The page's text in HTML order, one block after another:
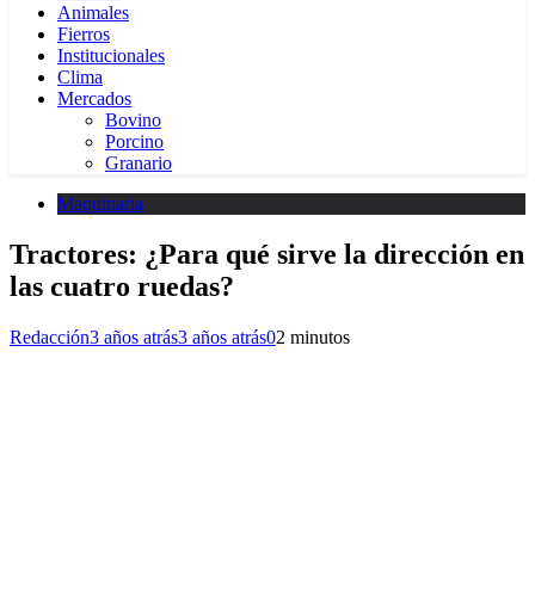
Animales
Fierros
Institucionales
Clima
Mercados
Bovino
Porcino
Granario
Maquinaria
Tractores: ¿Para qué sirve la dirección en
las cuatro ruedas?
Redacción3 años atrás3 años atrás02 minutos